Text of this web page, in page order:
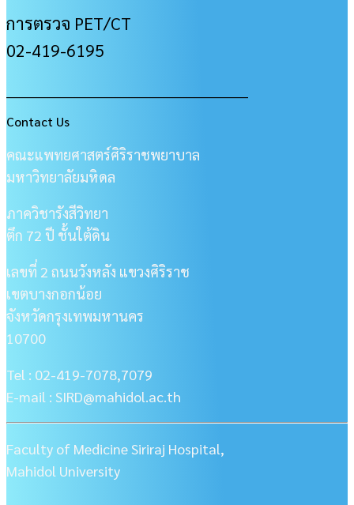
การตรวจ PET/CT
02-419-6195
Contact Us
คณะแพทยศาสตร์ศิริราชพยาบาล
มหาวิทยาลัยมหิดล
ภาควิชารังสีวิทยา
ตึก 72 ปี ชั้นใต้ดิน
เลขที่ 2 ถนนวังหลัง แขวงศิริราช
เขตบางกอกน้อย
จังหวัดกรุงเทพมหานคร
10700
Tel : 02-419-7078,7079
E-mail : SIRD@mahidol.ac.th
Faculty of Medicine Siriraj Hospital,
Mahidol University